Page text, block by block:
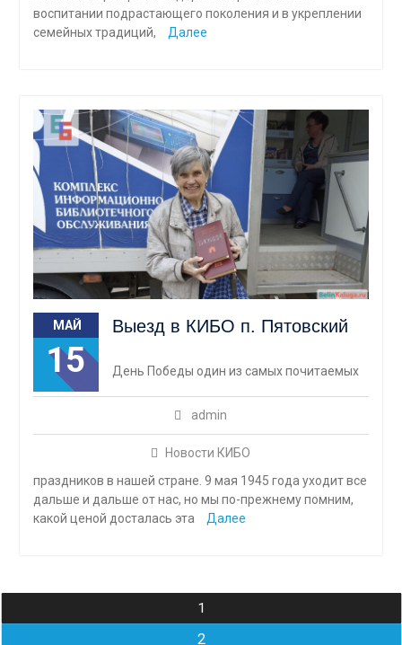
воспитании подрастающего поколения и в укреплении
семейных традиций,
Далее
МАЙ
15
Выезд в КИБО п. Пятовский
admin
Новости КИБО
День Победы один из самых почитаемых
праздников в нашей стране. 9 мая 1945 года уходит все
дальше и дальше от нас, но мы по-прежнему помним,
какой ценой досталась эта
Далее
Навигация
по
1
2